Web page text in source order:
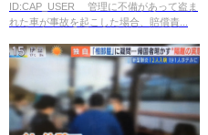
ID:CAP_USER 管理に不備があって盗ま
れた車が事故を起こした場合、賠償責...